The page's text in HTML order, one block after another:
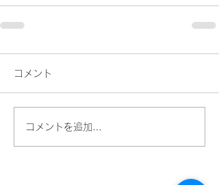
コメント
コメントを追加…